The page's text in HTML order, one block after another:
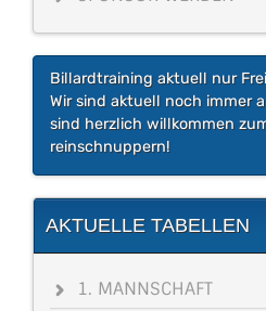
Billardtraining aktuell nur
Wir sind aktuell noch immer
sind herzlich willkommen
reinschnuppern!
AKTUELLE TABELLEN
1. MANNSCHAFT